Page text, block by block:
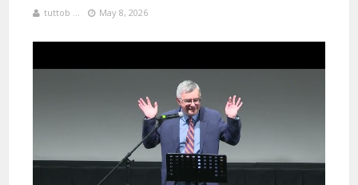
tuttob ... May 8, 2026